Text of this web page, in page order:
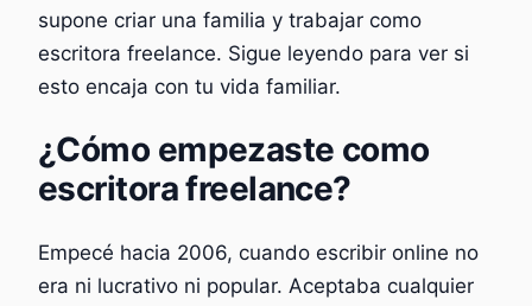
supone criar una familia y trabajar como
escritora freelance. Sigue leyendo para ver si
esto encaja con tu vida familiar.
¿Cómo empezaste como
escritora freelance?
Empecé hacia 2006, cuando escribir online no
era ni lucrativo ni popular. Aceptaba cualquier